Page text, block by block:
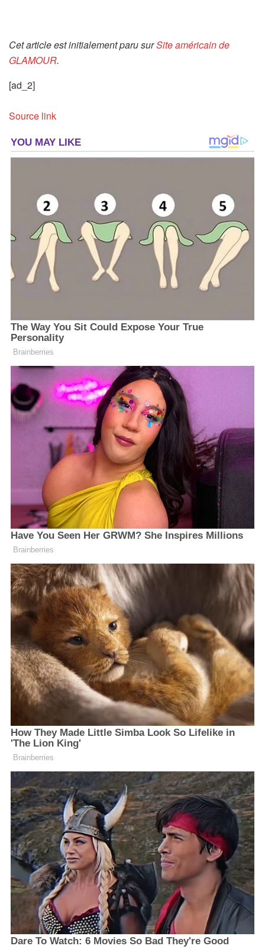
Cet article est initialement paru surSite américain de
GLAMOUR.
[ad_2]
Source link